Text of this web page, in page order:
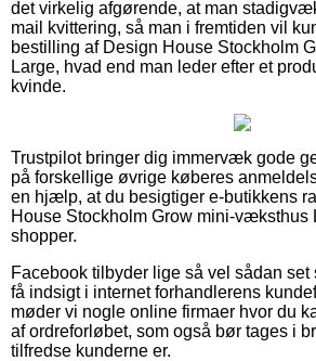
det virkelig afgørende, at man
mail kvittering, så man i fremtiden vil
bestilling af Design House Stockholm
Large, hvad end man leder efter et
kvinde.
Trustpilot bringer dig immervæk gode
på forskellige øvrige køberes
en hjælp, at du besigtiger e-butikkens
House Stockholm Grow mini-væksthus
shopper.
Facebook tilbyder lige så vel sådan
få indsigt i internet forhandlerens
møder vi nogle online firmaer hvor du
af ordreforløbet, som også bør tages i
tilfredse kunderne er.